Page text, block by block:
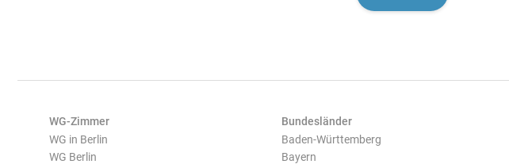
WG-Zimmer
WG in Berlin
WG Berlin
Bundesländer
Baden-Württemberg
Bayern